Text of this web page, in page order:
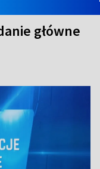
główne